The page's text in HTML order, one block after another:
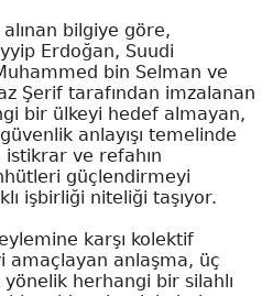
bilgiye göre,
Erdoğan, Suudi
bin Selman ve
Şerif tarafından imzalanan
bir ülkeyi hedef almayan,
anlayışı temelinde
istikrar ve refahın
güçlendirmeyi
işbirliği niteliği taşıyor.
karşı kolektif
amaçlayan anlaşma, üç
herhangi bir silahlı